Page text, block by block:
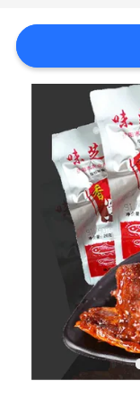
NOUVELLES
AFFAIRES
DEMANDEZ
UN DEVIS